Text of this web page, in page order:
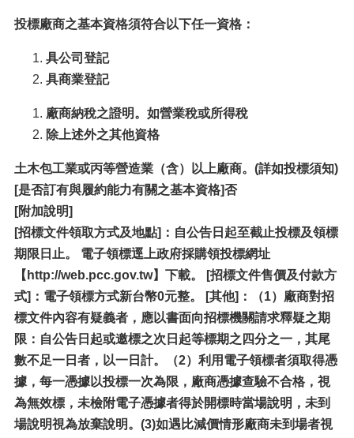
投標廠商之基本資格須符合以下任一資格：
具公司登記
具商業登記
廠商納稅之證明。如營業稅或所得稅
除上述外之其他資格
土木包工業或丙等營造業（含）以上廠商。(詳如投標須知)
[是否訂有與履約能力有關之基本資格]否
[附加說明]
[招標文件領取方式及地點]：自公告日起至截止投標及領標
期限日止。 電子領標逕上政府採購領投標網址
【http://web.pcc.gov.tw】下載。 [招標文件售價及付款方
式]：電子領標方式新台幣0元整。 [其他]：（1）廠商對招
標文件內容有疑義者，應以書面向招標機關請求釋疑之期
限：自公告日起或邀標之次日起等標期之四分之一，其尾
數不足一日者，以一日計。（2）利用電子領標者須取得憑
據，每一憑據以投標一次為限，廠商憑據查驗不合格，視
為無效標，未檢附電子憑據者得於開標時當場說明，未到
場說明視為放棄說明。(3)如遇比減價情形廠商未到場者視